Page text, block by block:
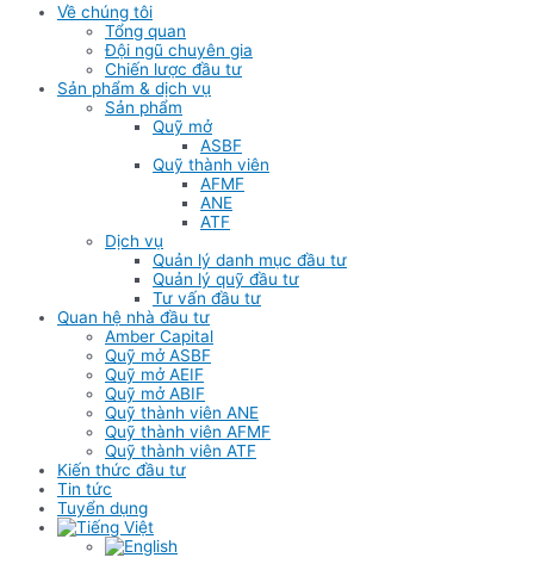
Về chúng tôi
Tổng quan
Đội ngũ chuyên gia
Chiến lược đầu tư
Sản phẩm & dịch vụ
Sản phẩm
Quỹ mở
ASBF
Quỹ thành viên
AFMF
ANE
ATF
Dịch vụ
Quản lý danh mục đầu tư
Quản lý quỹ đầu tư
Tư vấn đầu tư
Quan hệ nhà đầu tư
Amber Capital
Quỹ mở ASBF
Quỹ mở AEIF
Quỹ mở ABIF
Quỹ thành viên ANE
Quỹ thành viên AFMF
Quỹ thành viên ATF
Kiến thức đầu tư
Tin tức
Tuyển dụng